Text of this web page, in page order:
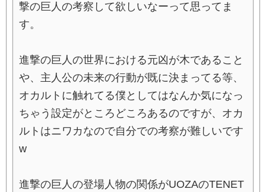
撃の巨人の考察して欲しいなーって思ってま
す。
進撃の巨人の世界における元凶が木であること
や、主人公の未来の行動が既に決まってる等、
オカルトに触れてる僕としてはなんか気になっ
ちゃう設定がところどころあるのですが、オカ
ルトはニワカなので自分での考察が難しいです
w
進撃の巨人の登場人物の関係がUOZAのTENET